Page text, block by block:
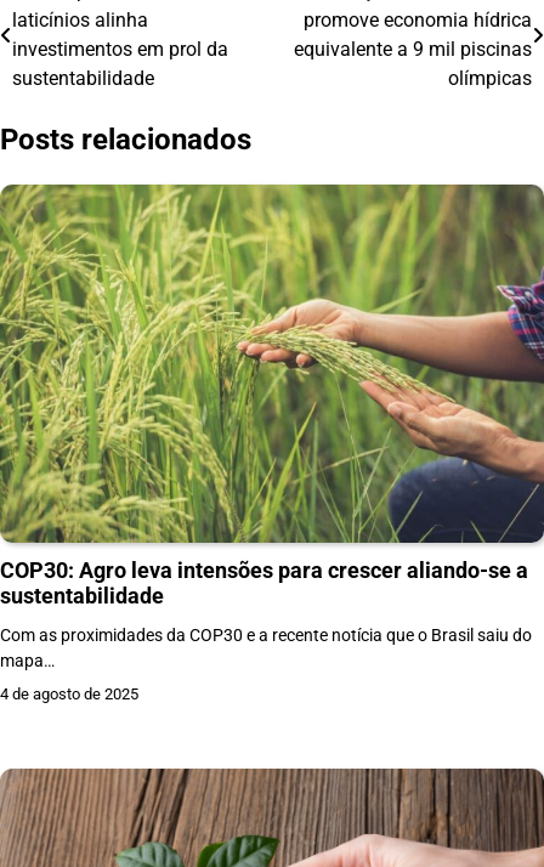
de
Post
laticínios alinha
investimentos em prol da
sustentabilidade
promove economia hídrica
equivalente a 9 mil piscinas
olímpicas
Posts relacionados
COP30: Agro leva intensões para crescer aliando-se a
sustentabilidade
Com as proximidades da COP30 e a recente notícia que o Brasil saiu do
mapa…
4 de agosto de 2025